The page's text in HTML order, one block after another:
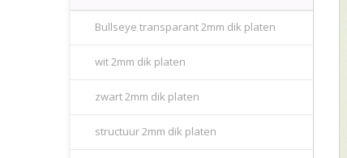
Bullseye transparant 2mm dik platen
wit 2mm dik platen
zwart 2mm dik platen
structuur 2mm dik platen